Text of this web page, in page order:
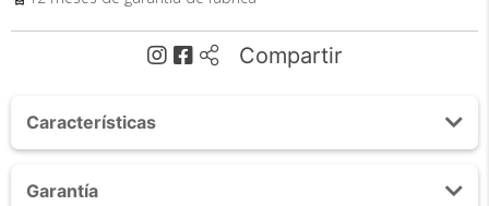
Compartir
Características
diseñado con múltiples funciones para cualquier
Garantía